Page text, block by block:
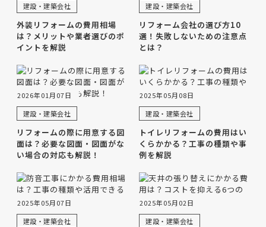
建設・建築会社
外装リフォームの費用相場
は？メリットや業者選びのポ
イントを解説
建設・建築会社
リフォーム会社の選び方10
選！失敗しないための注意点
とは？
2026年01月07日
建設・建築会社
リフォームの際に用意する図
面は？必要な図面・図面がな
い場合の対応も解説！
2025年05月08日
建設・建築会社
トイレリフォームの費用はい
くらかかる？工事の種類や事
例を解説
2025年05月07日
建設・建築会社
2025年05月02日
建設・建築会社